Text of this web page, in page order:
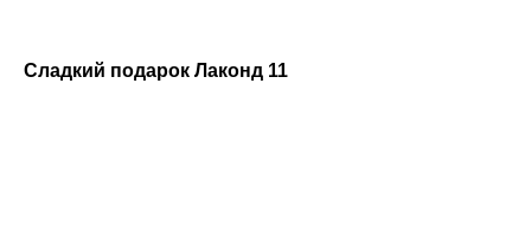
Сладкий подарок Лаконд 11